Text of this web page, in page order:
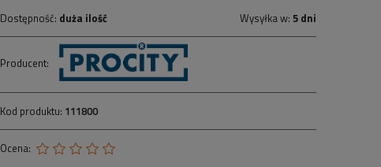
Dostępność: duża ilość Wysyłka w: 5 dni
Producent:
Kod produktu: 111800
Ocena: